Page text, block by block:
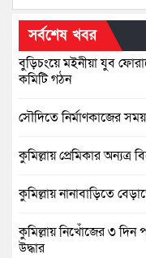
সর্বশেষ খবর
বুড়িচংয়ে মইনীয়া যুব
কমিটি গঠন
সৌদিতে নির্মাণকাজের
কুমিল্লায় প্রেমিকার অন্যত্র
কুমিল্লায় নানাবাড়িতে
কুমিল্লায় নিখোঁজের ৩ দিন
উদ্ধার